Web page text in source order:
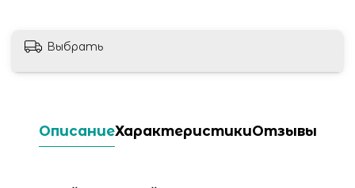
Выбрать
ОписаниеХарактеристикиОтзывы